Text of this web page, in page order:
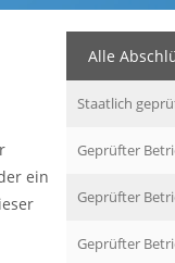
ein
Alle
Staatlich
Geprüfter
Geprüfter
Geprüfter